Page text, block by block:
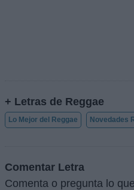
+ Letras de Reggae
Lo Mejor del Reggae Novedades
Comentar Letra
Comenta o pregunta lo